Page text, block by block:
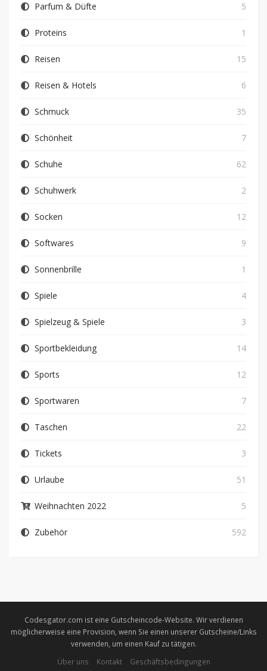
Parfum & Düfte 5
Proteins 1
Reisen 15
Reisen & Hotels 6
Schmuck 35
Schönheit 7
Schuhe 62
Schuhwerk 2
Socken 12
Softwares 9
Sonnenbrille 1
Spiele 4
Spielzeug & Spiele 3
Sportbekleidung 14
Sports 12
Sportwaren 7
Taschen 22
Tickets 3
Urlaube 51
Weihnachten 2022 5
Zubehör 592
Codesgator.com ist eine Gutscheincode-Website. Wir verdienen
möglicherweise eine Provision, wenn Sie einen unserer Gutscheine/Links
verwenden, um einen Kauf zu tätigen.
Über uns
Kontakt
Geschäftsbedingungen